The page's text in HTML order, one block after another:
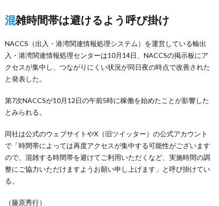
混雑時間帯は避けるよう呼び掛け
NACCS（出入・港湾関連情報処理システム）を運営している輸出
入・港湾関連情報処理センターは10月14日、NACCSの掲示板にア
クセスが集中し、つながりにくい状況が同日夜の時点で改善された
と発表した。
第7次NACCSが10月12日の午前5時に稼働を始めたことが影響した
とみられる。
同社は公式のウェブサイトやX（旧ツイッター）の公式アカウント
で「時間帯によっては再度アクセスが集中する可能性がございます
ので、混雑する時間帯を避けてご利用いただくなど、実施時間の調
整にご協力いただけますようお願い申し上げます」と呼び掛けてい
る。
（藤原秀行）